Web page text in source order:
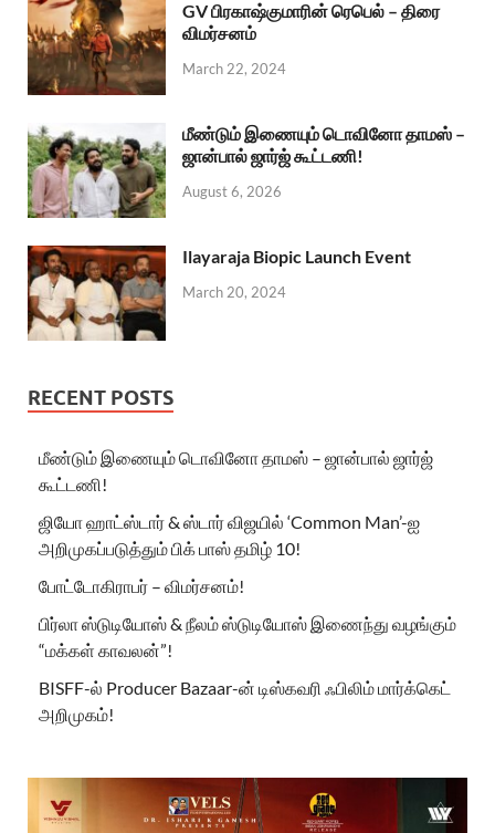
GV பிரகாஷ்குமாரின் ரெபெல் – திரை
விமர்சனம்
March 22, 2024
மீண்டும் இணையும் டொவினோ தாமஸ் –
ஜான்பால் ஜார்ஜ் கூட்டணி!
August 6, 2026
Ilayaraja Biopic Launch Event
March 20, 2024
RECENT POSTS
மீண்டும் இணையும் டொவினோ தாமஸ் – ஜான்பால் ஜார்ஜ்
கூட்டணி!
ஜியோ ஹாட்ஸ்டார் & ஸ்டார் விஜயில் ‘Common Man’-ஐ
அறிமுகப்படுத்தும் பிக் பாஸ் தமிழ் 10!
போட்டோகிராபர் – விமர்சனம்!
பிர்லா ஸ்டுடியோஸ் & நீலம் ஸ்டுடியோஸ் இணைந்து வழங்கும்
“மக்கள் காவலன்”!
BISFF-ல் Producer Bazaar-ன் டிஸ்கவரி ஃபிலிம் மார்க்கெட்
அறிமுகம்!